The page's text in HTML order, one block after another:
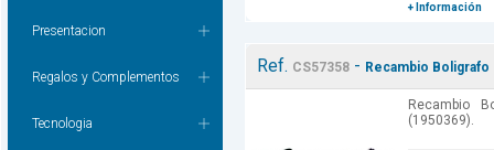
Presentacion
Regalos y Complementos
Tecnologia
+ Información
Ref. CS57358 - Recambio
Recambio
(1950369).